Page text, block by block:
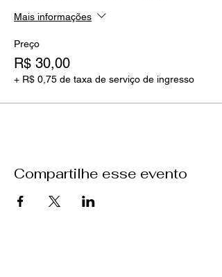
Mais informações
Preço
R$ 30,00
+ R$ 0,75 de taxa de serviço de ingresso
Compartilhe esse evento